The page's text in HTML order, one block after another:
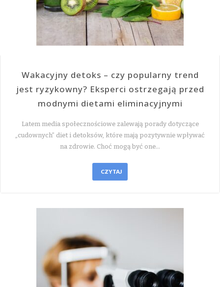
Wakacyjny detoks – czy popularny trend
jest ryzykowny? Eksperci ostrzegają przed
modnymi dietami eliminacyjnymi
Latem media społecznościowe zalewają porady dotyczące
„cudownych” diet i detoksów, które mają pozytywnie wpływać
na zdrowie. Choć mogą być one…
CZYTAJ